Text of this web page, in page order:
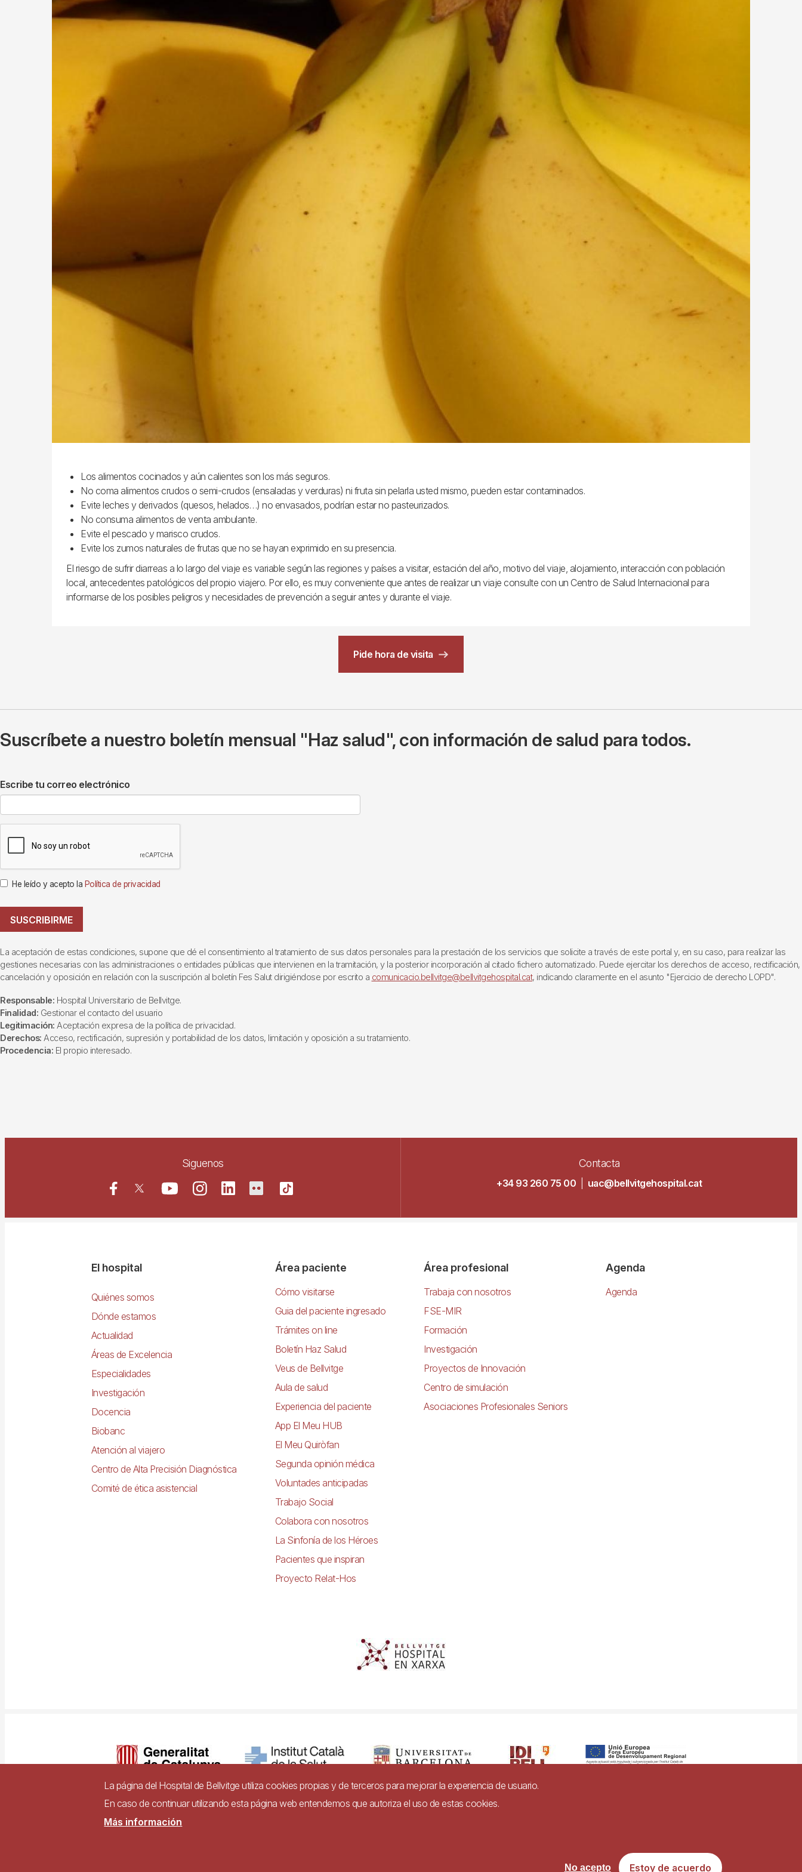
Los alimentos cocinados y aún calientes son los más seguros.
No coma alimentos crudos o semi-crudos (ensaladas y verduras) ni fruta sin pelarla usted mismo, pueden estar contaminados.
Evite leches y derivados (quesos, helados…) no envasados, podrían estar no pasteurizados.
No consuma alimentos de venta ambulante.
Evite el pescado y marisco crudos.
Evite los zumos naturales de frutas que no se hayan exprimido en su presencia.
El riesgo de sufrir diarreas a lo largo del viaje es variable según las regiones y países a visitar, estación del año, motivo del viaje, alojamiento, interacción con población
local, antecedentes patológicos del propio viajero. Por ello, es muy conveniente que antes de realizar un viaje consulte con un Centro de Salud Internacional para
informarse de los posibles peligros y necesidades de prevención a seguir antes y durante el viaje.
Pide hora de visita
Suscríbete a nuestro boletín mensual "Haz salud", con información de salud para todos.
Escribe tu correo electrónico
He leído y acepto la Política de privacidad
SUSCRIBIRME
La aceptación de estas condiciones, supone que dé el consentimiento al tratamiento de sus datos personales para la prestación de los servicios que solicite a través de este portal y, en su caso, para realizar las
gestiones necesarias con las administraciones o entidades públicas que intervienen en la tramitación, y la posterior incorporación al citado fichero automatizado. Puede ejercitar los derechos de acceso, rectificación,
cancelación y oposición en relación con la suscripción al boletín Fes Salut dirigiéndose por escrito a comunicacio.bellvitge@bellvitgehospital.cat, indicando claramente en el asunto "Ejercicio de derecho LOPD".
Responsable: Hospital Universitario de Bellvitge.
Finalidad: Gestionar el contacto del usuario
Legitimación: Aceptación expresa de la política de privacidad.
Derechos: Acceso, rectificación, supresión y portabilidad de los datos, limitación y oposición a su tratamiento.
Procedencia: El propio interesado.
Siguenos Contacta
+34 93 260 75 00 uac@bellvitgehospital.cat
NavegacióEl hospital
Quiénes somos
Dónde estamos
Actualidad
Áreas de Excelencia
Especialidades
Investigación
Docencia
Biobanc
Atención al viajero
Centro de Alta Precisión Diagnóstica
Comité de ética asistencial
Área paciente
Cómo visitarse
Guia del paciente ingresado
Trámites on line
Boletín Haz Salud
Veus de Bellvitge
Aula de salud
Experiencia del paciente
App El Meu HUB
El Meu Quiròfan
Segunda opinión médica
Voluntades anticipadas
Trabajo Social
Colabora con nosotros
La Sinfonía de los Héroes
Pacientes que inspiran
Proyecto Relat-Hos
Área profesional
Trabaja con nosotros
FSE-MIR
Formación
Investigación
Proyectos de Innovación
Centro de simulación
Asociaciones Profesionales Seniors
Agenda
Agenda
Pie
La página del Hospital de Bellvitge utiliza cookies propias y de terceros para mejorar la experiencia de usuario.
En caso de continuar utilizando esta página web entendemos que autoriza el uso de estas cookies.
Más información
Estoy de acuerdo
No acepto